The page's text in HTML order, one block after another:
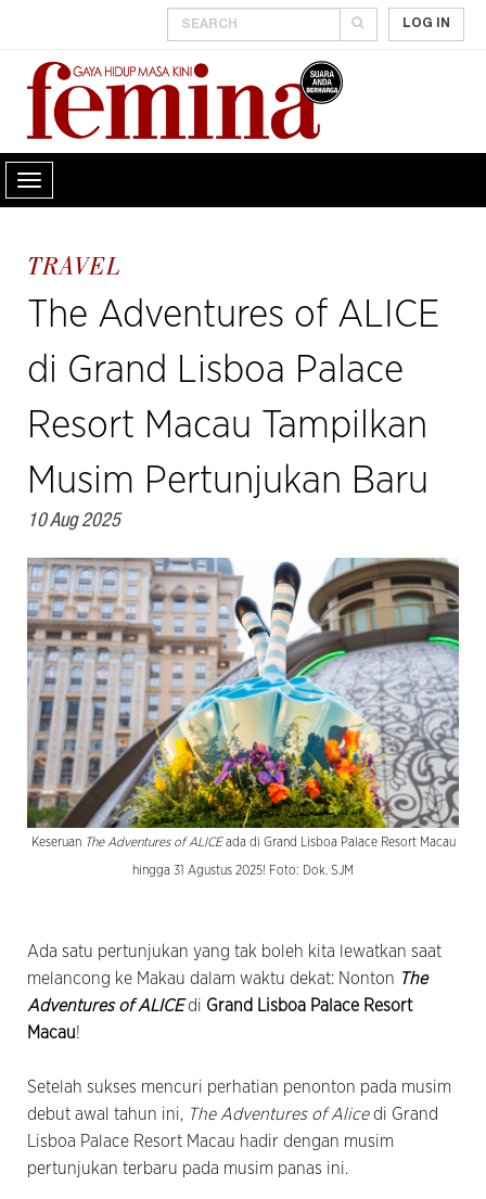
LOG IN
TRAVEL
The Adventures of ALICE
di Grand Lisboa Palace
Resort Macau Tampilkan
Musim Pertunjukan Baru
10 Aug 2025
Keseruan The Adventures of ALICEada di Grand Lisboa Palace Resort Macau
hingga 31 Agustus 2025! Foto: Dok. SJM
Ada satu pertunjukan yang tak boleh kita lewatkan saat
melancong ke Makau dalam waktu dekat: Nonton The
Adventures of ALICEdi Grand Lisboa Palace Resort
Macau!
Setelah sukses mencuri perhatian penonton pada musim
debut awal tahun ini, The Adventures of Alicedi Grand
Lisboa Palace Resort Macau hadir dengan musim
pertunjukan terbaru pada musim panas ini.